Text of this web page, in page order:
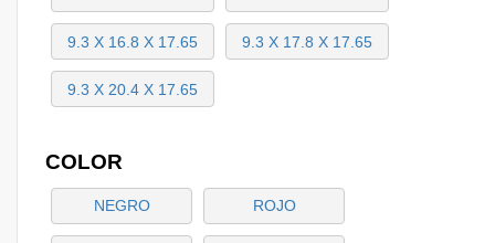
9.3 X 16.8 X 17.65 9.3 X 17.8 X 17.65
9.3 X 20.4 X 17.65
COLOR
NEGRO ROJO